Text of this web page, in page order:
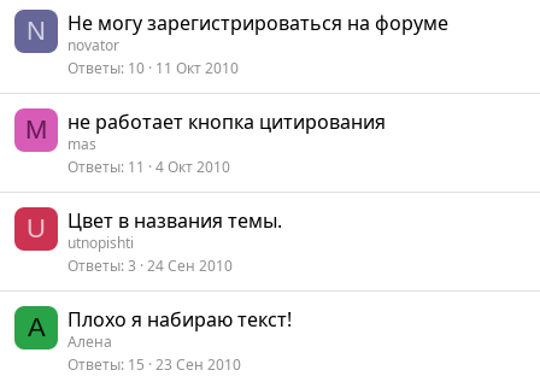
N Не могу зарегистрироваться на форуме
novator
Ответы 10 11 Окт 2010
M не работает кнопка цитирования
mas
Ответы 11 4 Окт 2010
U Цвет в названия темы.
utnopishti
Ответы 3 24 Сен 2010
А Плохо я набираю текст!
Алена
Ответы 15 23 Сен 2010